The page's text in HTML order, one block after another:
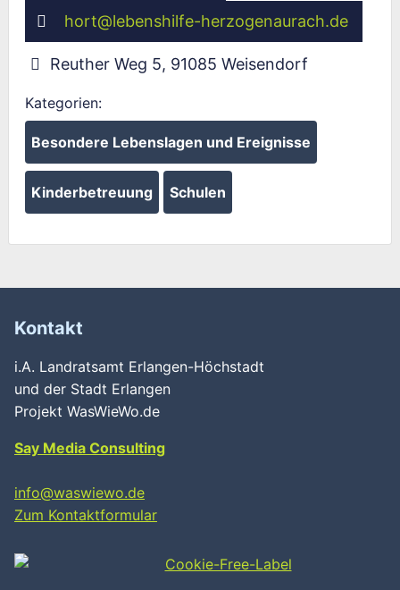
hort@lebenshilfe-herzogenaurach.de
Reuther Weg 5, 91085 Weisendorf
Kategorien:
Besondere Lebenslagen und Ereignisse
Kinderbetreuung Schulen
Kontakt
i.A. Landratsamt Erlangen-Höchstadt
und der Stadt Erlangen
Projekt WasWieWo.de
Say Media Consulting
info@waswiewo.de
Zum Kontaktformular